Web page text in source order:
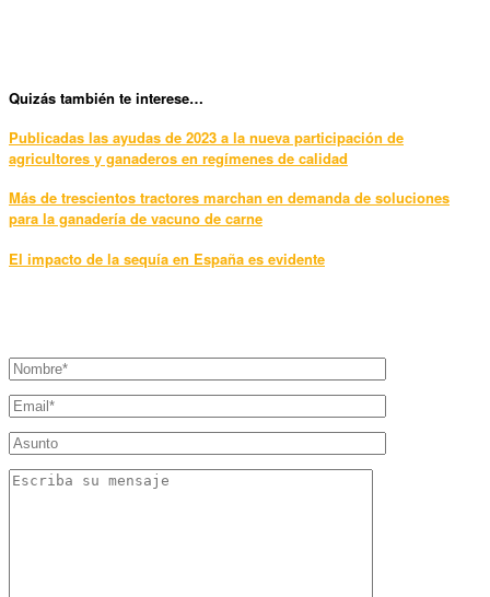
Quizás también te interese…
Publicadas las ayudas de 2023 a la nueva participación de
agricultores y ganaderos en regímenes de calidad
Más de trescientos tractores marchan en demanda de soluciones
para la ganadería de vacuno de carne
El impacto de la sequía en España es evidente